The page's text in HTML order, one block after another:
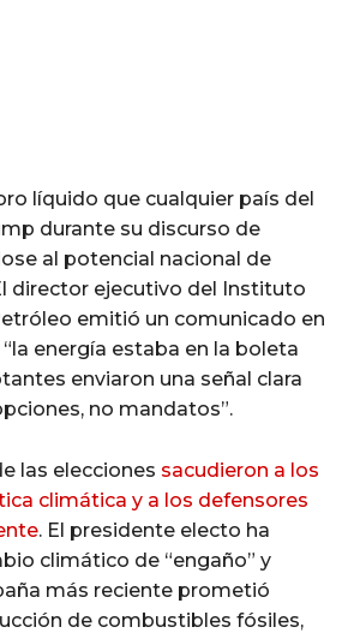
líquido que cualquier país del
durante su discurso de
al potencial nacional de
director ejecutivo del Instituto
emitió un comunicado en
energía estaba en la boleta
enviaron una señal clara
no mandatos”.
las elecciones sacudieron a los
climática y a los defensores
. El presidente electo ha
climático de “engaño” y
más reciente prometió
de combustibles fósiles,